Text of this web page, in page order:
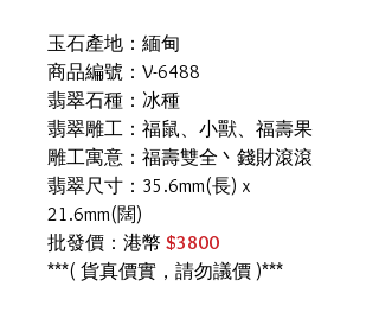
玉石產地：緬甸
商品編號：V-6488
翡翠石種：冰種
翡翠雕工：福鼠、小獸、福壽果
雕工寓意：福壽雙全丶錢財滾滾
翡翠尺寸：35.6mm(長) x
21.6mm(闊)
批發價：港幣 $3800
***( 貨真價實，請勿議價 )***